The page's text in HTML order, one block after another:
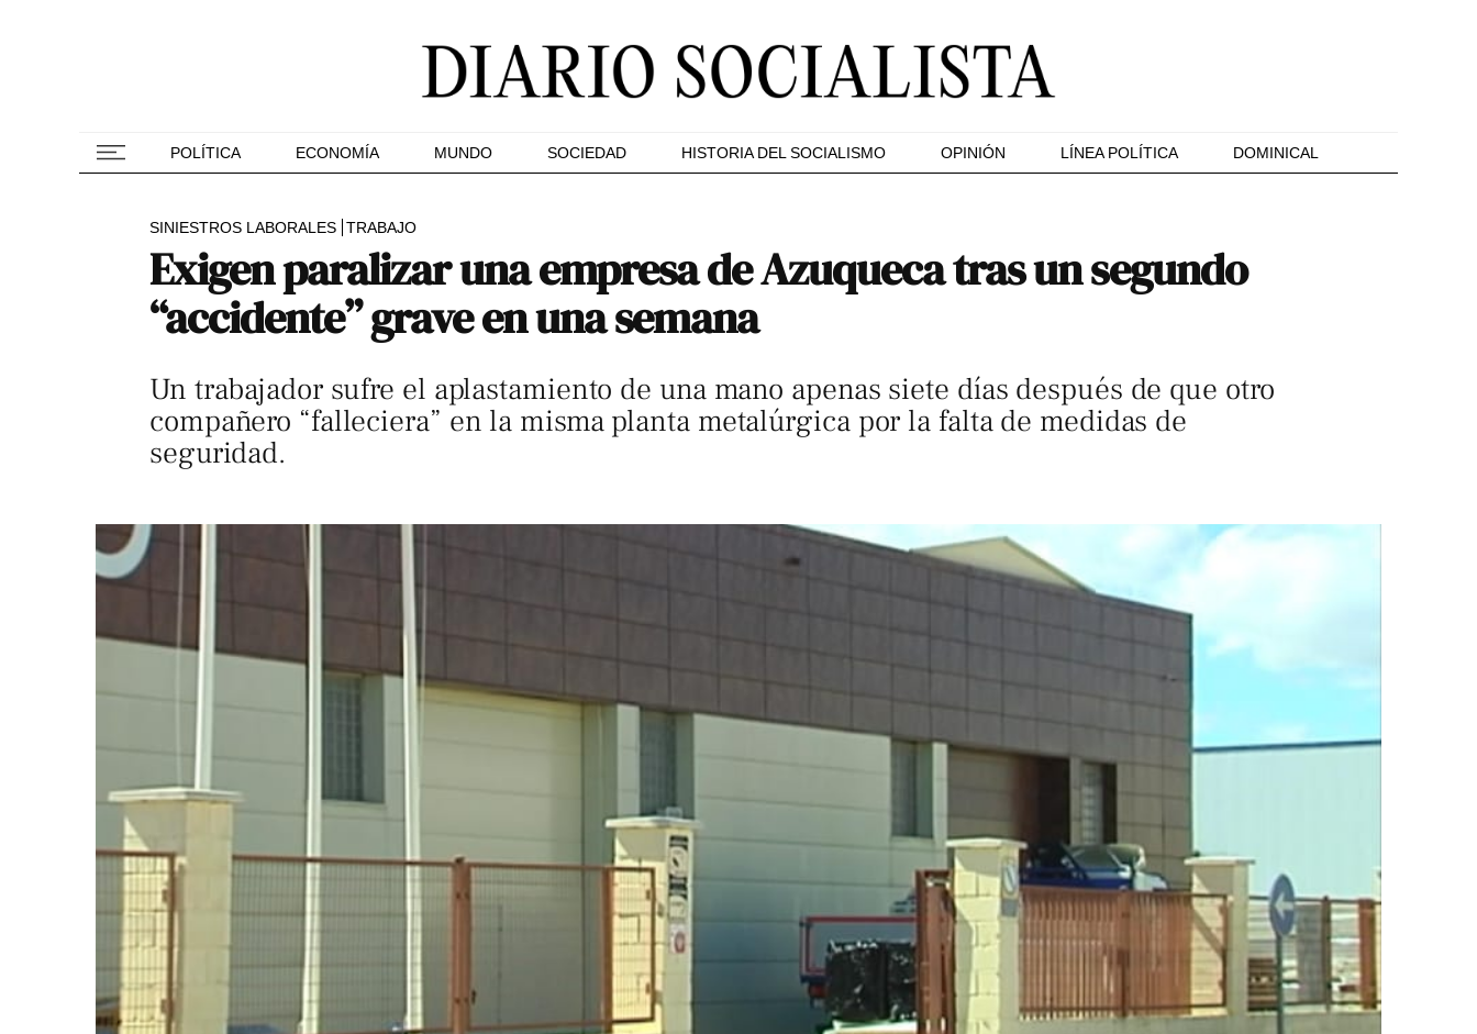
POLÍTICA ECONOMÍA MUNDO SOCIEDAD HISTORIA DEL SOCIALISMO OPINIÓN LÍNEA POLÍTICA DOMINICAL
SINIESTROS LABORALES TRABAJO
Exigen paralizar una empresa de Azuqueca tras un segundo
“accidente” grave en una semana
Un trabajador sufre el aplastamiento de una mano apenas siete días después de que otro
compañero “falleciera” en la misma planta metalúrgica por la falta de medidas de
seguridad.